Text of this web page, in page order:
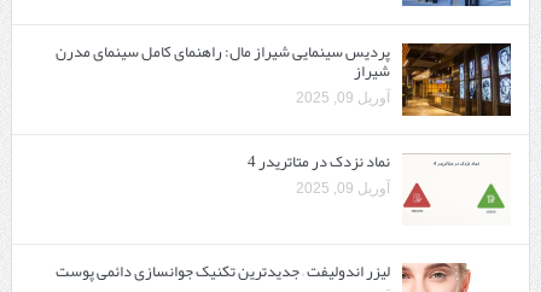
پردیس سینمایی شیراز مال: راهنمای کامل سینمای مدرن
شیراز
آوریل 09, 2025
نماد نزدک در متاتریدر 4
آوریل 09, 2025
لیزر اندولیفت – جدیدترین تکنیک جوانسازی دائمی پوست